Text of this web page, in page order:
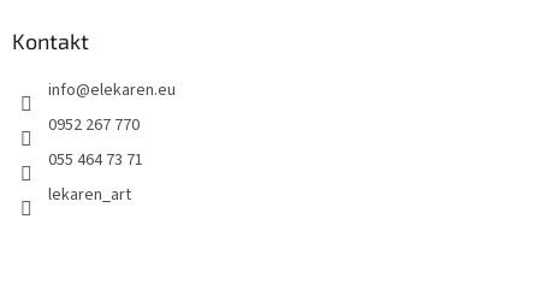
Kontakt
info@elekaren.eu
0952 267 770
055 464 73 71
lekaren_art